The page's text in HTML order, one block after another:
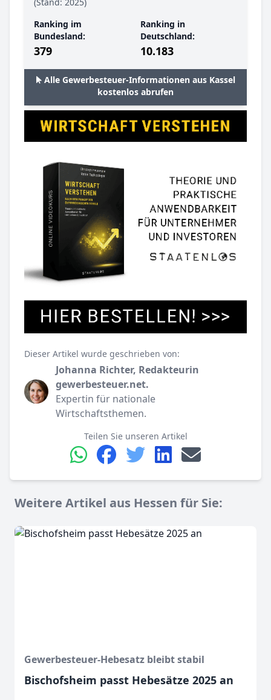
Ranking im
Bundesland:
379
Ranking in
Deutschland:
10.183
Alle Gewerbesteuer-Informationen aus Kassel
kostenlos abrufen
Dieser Artikel wurde geschrieben von:
Johanna Richter, Redakteurin
gewerbesteuer.net.
Expertin für nationale
Wirtschaftsthemen.
Teilen Sie unseren Artikel
Weitere Artikel aus Hessen für Sie:
Gewerbesteuer-Hebesatz bleibt stabil
Bischofsheim passt Hebesätze 2025 an